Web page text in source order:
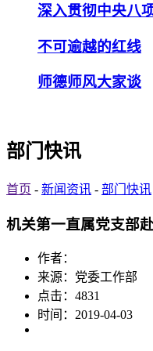
深入贯彻中央八
不可逾越的红线
师德师风大家谈
部门快讯
首页 - 新闻资讯 - 部门快讯
机关第一直属党支部
作者：
来源：党委工作部
点击： 4831
时间：2019-04-03